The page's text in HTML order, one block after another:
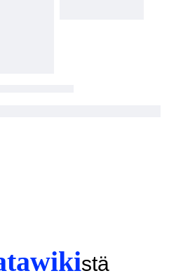
stä